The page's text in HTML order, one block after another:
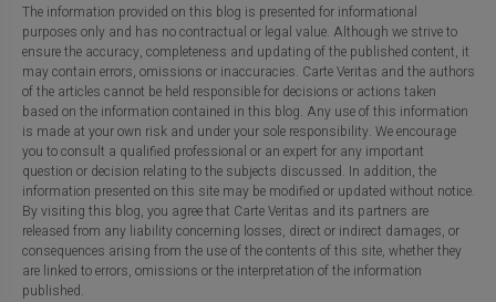
The information provided on this blog is presented for informational
purposes only and has no contractual or legal value. Although we strive to
ensure the accuracy, completeness and updating of the published content, it
may contain errors, omissions or inaccuracies. Carte Veritas and the authors
of the articles cannot be held responsible for decisions or actions taken
based on the information contained in this blog. Any use of this information
is made at your own risk and under your sole responsibility. We encourage
you to consult a qualified professional or an expert for any important
question or decision relating to the subjects discussed. In addition, the
information presented on this site may be modified or updated without notice.
By visiting this blog, you agree that Carte Veritas and its partners are
released from any liability concerning losses, direct or indirect damages, or
consequences arising from the use of the contents of this site, whether they
are linked to errors, omissions or the interpretation of the information
published.